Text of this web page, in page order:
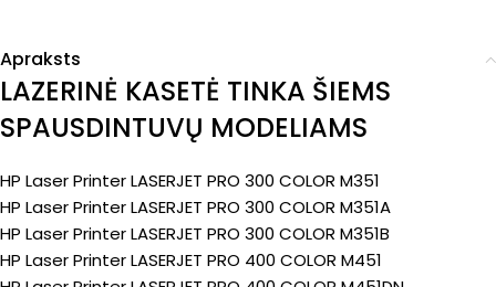
Apraksts
LAZERINĖ KASETĖ TINKA ŠIEMS
SPAUSDINTUVŲ MODELIAMS
HP Laser Printer LASERJET PRO 300 COLOR M351
HP Laser Printer LASERJET PRO 300 COLOR M351A
HP Laser Printer LASERJET PRO 300 COLOR M351B
HP Laser Printer LASERJET PRO 400 COLOR M451